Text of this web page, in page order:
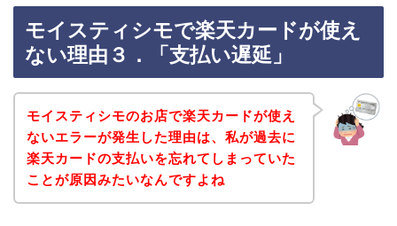
モイスティシモで楽天カードが使え
ない理由３．「支払い遅延」
モイスティシモのお店で楽天カードが使え
ないエラーが発生した理由は、私が過去に
楽天カードの支払いを忘れてしまっていた
ことが原因みたいなんですよね